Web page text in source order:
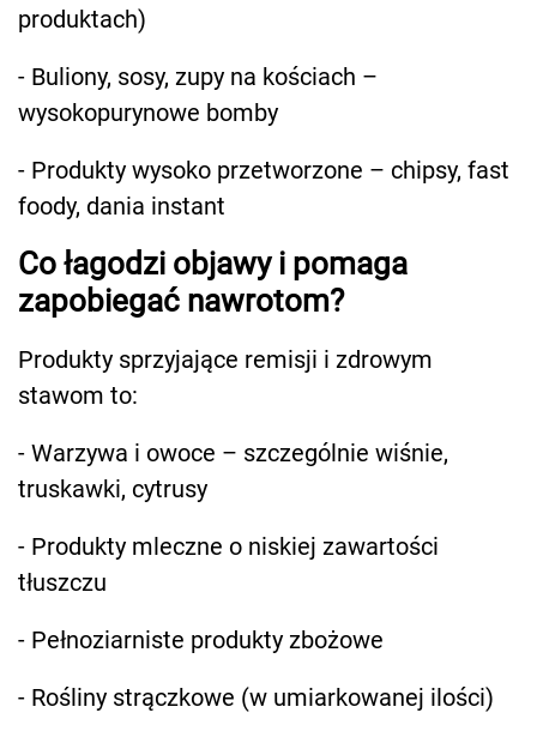
produktach)
- Buliony, sosy, zupy na kościach –
wysokopurynowe bomby
- Produkty wysoko przetworzone – chipsy, fast
foody, dania instant
Co łagodzi objawy i pomaga
zapobiegać nawrotom?
Produkty sprzyjające remisji i zdrowym
stawom to:
- Warzywa i owoce – szczególnie wiśnie,
truskawki, cytrusy
- Produkty mleczne o niskiej zawartości
tłuszczu
- Pełnoziarniste produkty zbożowe
- Rośliny strączkowe (w umiarkowanej ilości)